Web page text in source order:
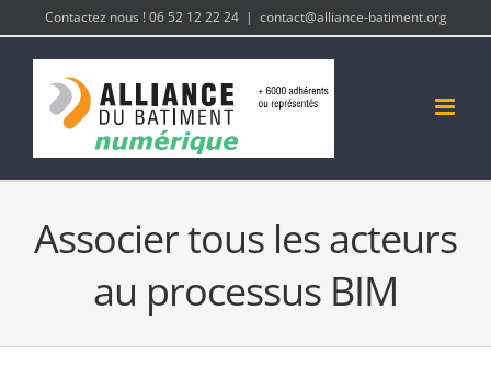
Passer
contenu
Contactez nous ! 06 52 12 22 24 | contact@alliance-batiment.org
Associer tous les acteurs
au processus BIM